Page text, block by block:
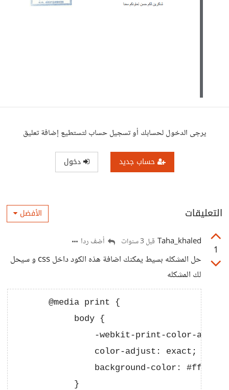
يرجى الدخول لحسابك أو تسجيل حساب لتستطيع إضافة تعليق
حساب جديد دخول
التعليقات الأفضل
1
Taha_khaled قبل 3 سنوات أضف ردا
حل المشكله بسيط يمكنك اضافة هذه الكود داخل css و سيحل
لك المشكله
@media print {
body {
-webkit-print-color-adjust:
color-adjust: exact;
background-color: #fff;
}